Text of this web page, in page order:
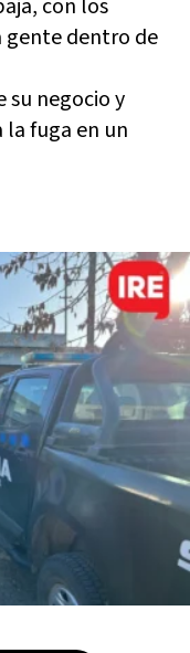
con los
gente dentro de
su negocio y
la fuga en un